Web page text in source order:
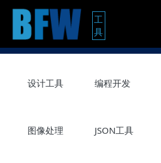
工
具
设计工具 编程开发
图像处理 JSON工具